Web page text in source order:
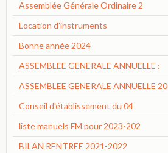
Assemblée Générale Ordinaire 2
Location d'instruments
Bonne année 2024
ASSEMBLEE GENERALE ANNUELLE :
ASSEMBLEE GENERALE ANNUELLE 20
Conseil d'établissement du 04
liste manuels FM pour 2023-202
BILAN RENTREE 2021-2022